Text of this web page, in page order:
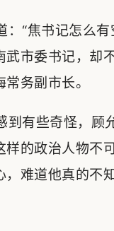
“焦书记怎么有
武市委书记，却
务副市长。
有些奇怪，顾
样的政治人物不
，难道他真的不